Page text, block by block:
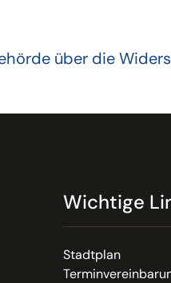
über die
Wichtige
Stadtplan